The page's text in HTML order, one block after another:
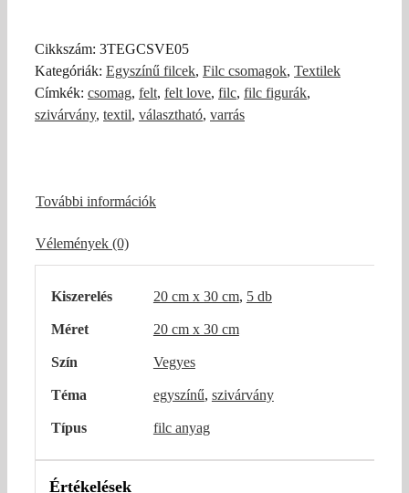
mennyiség
Cikkszám: 3TEGCSVE05
Kategóriák: Egyszínű filcek, Filc csomagok, Textilek
Címkék: csomag, felt, felt love, filc, filc figurák,
szivárvány, textil, választható, varrás
További információk
Vélemények (0)
Kiszerelés 20 cm x 30 cm, 5 db
Méret 20 cm x 30 cm
Szín Vegyes
Téma egyszínű, szivárvány
Típus filc anyag
Értékelések